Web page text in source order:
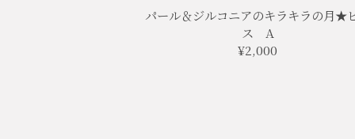
パール＆ジルコニアのキラキラの月★
ス A
¥2,000